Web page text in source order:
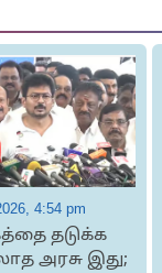
4:54 pm
தடுக்க
அரசு இது;